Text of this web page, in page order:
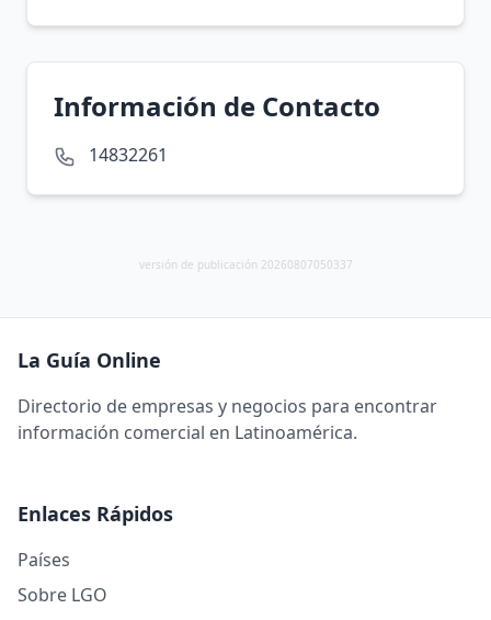
Información de Contacto
14832261
versión de publicación 20260807050337
La Guía Online
Directorio de empresas y negocios para encontrar
información comercial en Latinoamérica.
Enlaces Rápidos
Países
Sobre LGO